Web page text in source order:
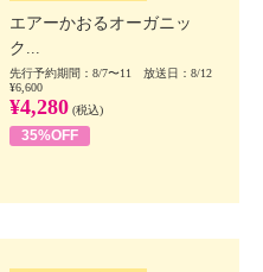
エアーかおるオーガニッ
ク...
先行予約期間：8/7〜11 放送日：8/12
¥6,600
¥4,280 (税込)
35%OFF